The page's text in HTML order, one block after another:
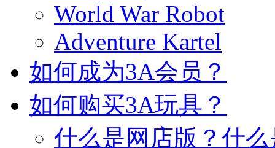
World War Robot
Adventure Kartel
如何成为3A会员？
如何购买3A玩具？
什么是网店版？什